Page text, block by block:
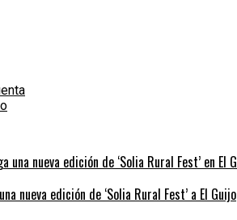
nueva edición de ‘Solia Rural Fest’ a El Guijo